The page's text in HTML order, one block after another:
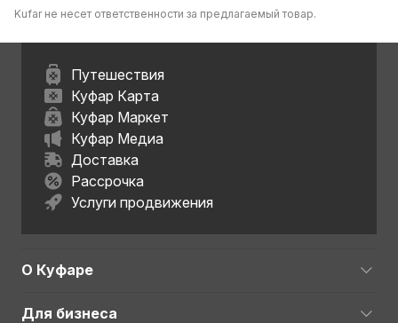
Kufar не несет ответственности за предлагаемый товар.
Путешествия
Куфар Карта
Куфар Маркет
Куфар Медиа
Доставка
Рассрочка
Услуги продвижения
О Куфаре
Для бизнеса